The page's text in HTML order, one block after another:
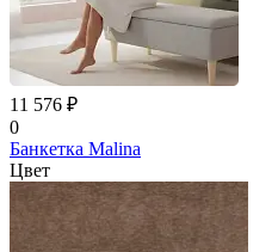
11 576 ₽
0
Банкетка Malina
Цвет